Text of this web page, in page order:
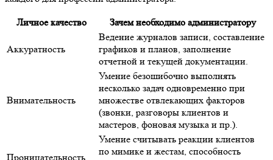
Личное качество Зачем необходимо администратору
Аккуратность
Ведение журналов записи, составление
графиков и планов, заполнение
отчетной и текущей документации.
Внимательность
Умение безошибочно выполнять
несколько задач одновременно при
множестве отвлекающих факторов
(звонки, разговоры клиентов и
мастеров, фоновая музыка и пр.).
Проницательность
Умение считывать реакции клиентов
по мимике и жестам, способность